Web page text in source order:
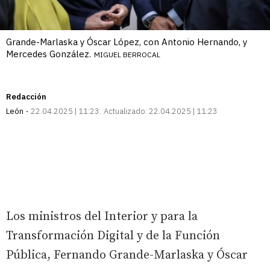
Grande-Marlaska y Óscar López, con Antonio Hernando, y
Mercedes González. MIGUEL BERROCAL
Redacción
León
22.04.2025 | 11:23 Actualizado: 22.04.2025 | 11:23
Los ministros del Interior y para la
Transformación Digital y de la Función
Pública, Fernando Grande-Marlaska y Óscar